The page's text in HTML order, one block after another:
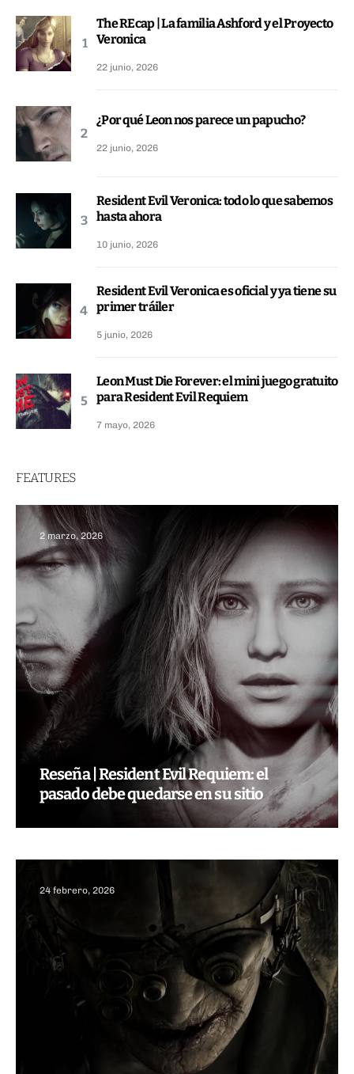
The REcap | La familia Ashford y el Proyecto
Veronica
22 junio, 2026
¿Por qué Leon nos parece un papucho?
22 junio, 2026
Resident Evil Veronica: todo lo que sabemos
hasta ahora
10 junio, 2026
Resident Evil Veronica es oficial y ya tiene su
primer tráiler
5 junio, 2026
Leon Must Die Forever: el mini juego gratuito
para Resident Evil Requiem
7 mayo, 2026
FEATURES
2 marzo, 2026
Reseña | Resident Evil Requiem: el
pasado debe quedarse en su sitio
24 febrero, 2026